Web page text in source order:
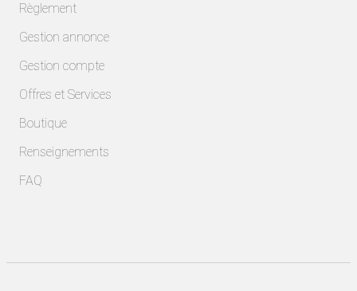
Règlement
Gestion annonce
Gestion compte
Offres et Services
Boutique
Renseignements
FAQ